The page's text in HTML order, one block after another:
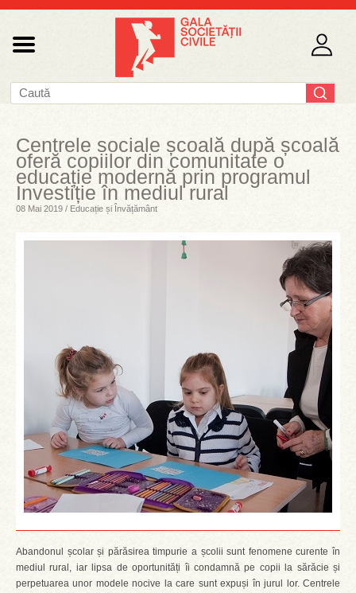
Centrele sociale școală după școală
oferă copiilor din comunitate o
educație modernă prin programul
Investiție în mediul rural
08 Mai 2019 / Educație și Învățământ
Abandonul școlar și părăsirea timpurie a școlii sunt fenomene curente în
mediul rural, iar lipsa de oportunități îi condamnă pe copii la sărăcie și
perpetuarea unor modele nocive la care sunt expuși în jurul lor. Centrele